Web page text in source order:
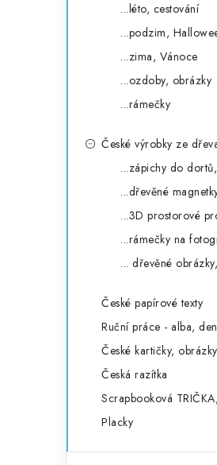
...léto, cestování
...podzim,
...zima, Vánoce
...ozdoby, obrázky
...rámečky
České výrobky ze
...zápichy do
...dřevěné
...3D prostorové
...rámečky na
... dřevěné
České papírové texty
Ruční práce - alba,
České kartičky, obrázky
Česká razítka
Scrapbooková
Placky